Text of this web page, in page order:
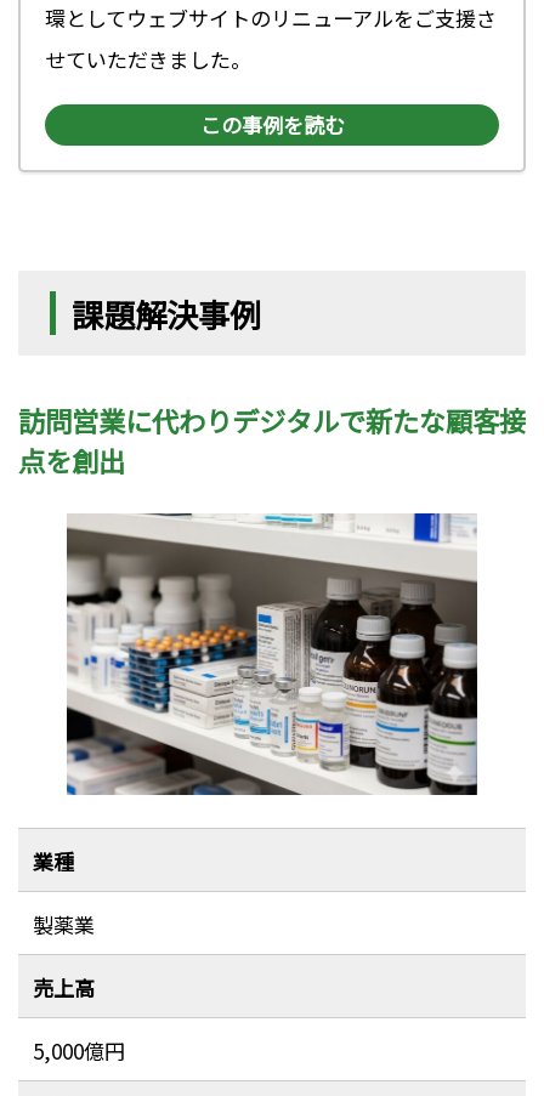
環としてウェブサイトのリニューアルをご支援さ
せていただきました。
この事例を読む
課題解決事例
訪問営業に代わりデジタルで新たな顧客接
点を創出
業種
製薬業
売上高
5,000億円